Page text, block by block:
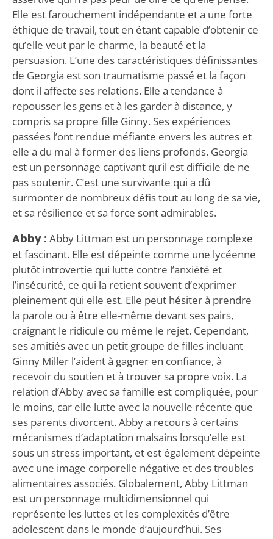
Elle est farouchement indépendante et a une forte
éthique de travail, tout en étant capable d’obtenir ce
qu’elle veut par le charme, la beauté et la
persuasion. L’une des caractéristiques définissantes
de Georgia est son traumatisme passé et la façon
dont il affecte ses relations. Elle a tendance à
repousser les gens et à les garder à distance, y
compris sa propre fille Ginny. Ses expériences
passées l’ont rendue méfiante envers les autres et
elle a du mal à former des liens profonds. Georgia
est un personnage captivant qu’il est difficile de ne
pas soutenir. C’est une survivante qui a dû
surmonter de nombreux défis tout au long de sa vie,
et sa résilience et sa force sont admirables.
Abby : Abby Littman est un personnage complexe
et fascinant. Elle est dépeinte comme une lycéenne
plutôt introvertie qui lutte contre l’anxiété et
l’insécurité, ce qui la retient souvent d’exprimer
pleinement qui elle est. Elle peut hésiter à prendre
la parole ou à être elle-même devant ses pairs,
craignant le ridicule ou même le rejet. Cependant,
ses amitiés avec un petit groupe de filles incluant
Ginny Miller l’aident à gagner en confiance, à
recevoir du soutien et à trouver sa propre voix. La
relation d’Abby avec sa famille est compliquée, pour
le moins, car elle lutte avec la nouvelle récente que
ses parents divorcent. Abby a recours à certains
mécanismes d’adaptation malsains lorsqu’elle est
sous un stress important, et est également dépeinte
avec une image corporelle négative et des troubles
alimentaires associés. Globalement, Abby Littman
est un personnage multidimensionnel qui
représente les luttes et les complexités d’être
adolescent dans le monde d’aujourd’hui. Ses